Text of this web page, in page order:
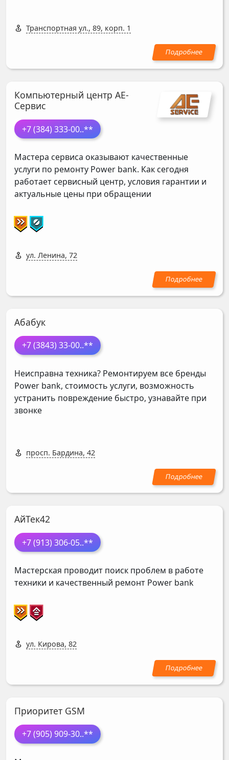
Транспортная ул., 89, корп. 1
Компьютерный центр АЕ-
Сервис
+7 (384) 333-00..**
Мастера сервиса оказывают качественные
услуги по ремонту Power bank. Как сегодня
работает сервисный центр, условия гарантии и
актуальные цены при обращении
ул. Ленина, 72
Абабук
+7 (3843) 33-00..**
Неисправна техника? Ремонтируем все бренды
Power bank, стоимость услуги, возможность
устранить повреждение быстро, узнавайте при
звонке
просп. Бардина, 42
АйТек42
+7 (913) 306-05..**
Мастерская проводит поиск проблем в работе
техники и качественный ремонт Power bank
ул. Кирова, 82
Приоритет GSM
+7 (905) 909-30..**